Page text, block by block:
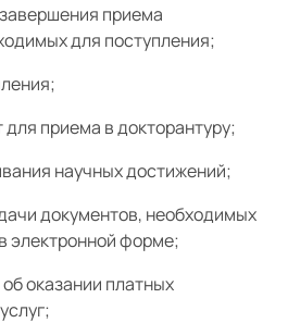
приема
для поступления;
приема в докторантуру;
научных достижений;
документов, необходимых
электронной форме;
оказании платных